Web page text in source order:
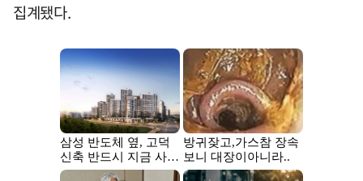
집계됐다.